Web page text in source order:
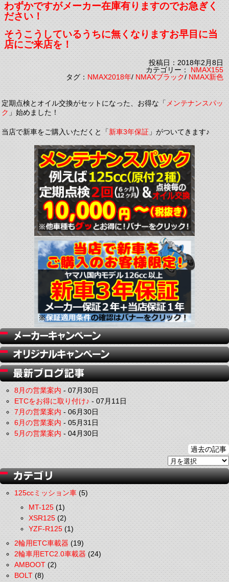
わずかですがメーカー在庫有りますのでお急ぎく
ださい！
そうこうしているうちに無くなりますお早目に当
店にご来店を！
投稿日：2018年2月8日
カテゴリー：NMAX155
タグ：NMAX2018年/NMAXブラック/NMAX新色
定期点検とオイル交換がセットになった、お得な「メンテナンスパッ
ク」始めました！
当店で新車をご購入いただくと「新車3年保証」がついてきます♪
8月の営業案内-07月30日
ETCをお得に取り付け♪-07月11日
7月の営業案内-06月30日
6月の営業案内-05月31日
5月の営業案内-04月30日
過去の記事
125ccミッション車(5)
MT-125(1)
XSR125(2)
YZF-R125(1)
2輪用ETC車載器(19)
2輪車用ETC2.0車載器(24)
AMBOOT(2)
BOLT(8)